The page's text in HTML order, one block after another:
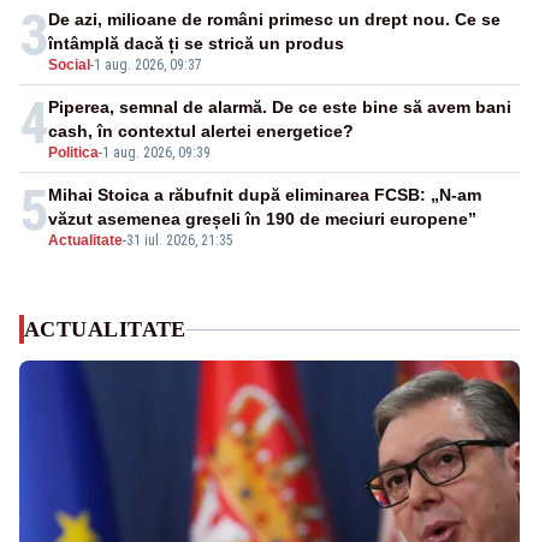
3Social -1 aug. 2026, 09:37
De azi, milioane de români primesc un drept nou. Ce se
întâmplă dacă ți se strică un produs
4 Politica-1 aug. 2026, 09:39
Piperea, semnal de alarmă. De ce este bine să avem bani
cash, în contextul alertei energetice?
5Actualitate-31 iul. 2026, 21:35
Mihai Stoica a răbufnit după eliminarea FCSB: „N-am
văzut asemenea greșeli în 190 de meciuri europene”
ACTUALITATE